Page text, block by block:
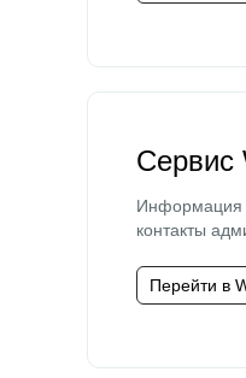
Сервис
Информация
контакты
Перейти в